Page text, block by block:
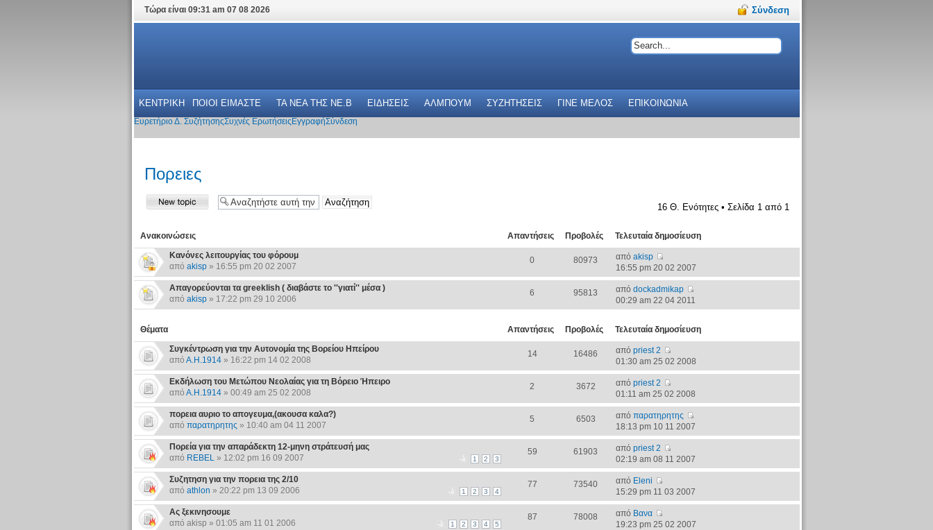
Τώρα είναι 09:31 am 07 08 2026 Σύνδεση
ΚΕΝΤΡΙΚΗ ΠΟΙΟΙ ΕΙΜΑΣΤΕ ΤΑ ΝΕΑ THΣ NE.B ΕΙΔΗΣΕΙΣ ΑΛΜΠΟΥΜ ΣΥΖΗΤΗΣΕΙΣ ΓΙΝΕ ΜΕΛΟΣ ΕΠΙΚΟΙΝΩΝΙΑ
Ευρετήριο Δ. ΣυζήτησηςΣυχνές Ερωτήσεις ΕγγραφήΣύνδεση
Πoρειες
16 Θ. Ενότητες • Σελίδα 1από 1
Ανακοινώσεις Απαντήσεις Προβολές
Τελευταία δημοσίευση
Κανόνες λειτουργίας του φόρουμ
από akisp» 16:55 pm 20 02 2007
0 80973 απόakisp
16:55 pm 20 02 2007
Απαγορεύονται τα greeklish ( διαβάστε το ''γιατί'' μέσα )
από akisp» 17:22 pm 29 10 2006
6 95813 απόdockadmikap
00:29 am 22 04 2011
Θέματα Απαντήσεις Προβολές
Τελευταία δημοσίευση
Συγκέντρωση για την Αυτονομία της Βορείου Ηπείρου
από Α.Η.1914» 16:22 pm 14 02 2008
14 16486 απόpriest 2
01:30 am 25 02 2008
Εκδήλωση του Μετώπου Νεολαίας για τη Βόρειο Ήπειρο
από Α.Η.1914» 00:49 am 25 02 2008
2 3672 απόpriest 2
01:11 am 25 02 2008
πορεια αυριο το απογευμα,(ακουσα καλα?)
από παρατηρητης » 10:40 am 04 11 2007
5 6503 απόπαρατηρητης
18:13 pm 10 11 2007
Πορεία για την απαράδεκτη 12-μηνη στράτευσή μας
1 2 3
από REBEL» 12:02 pm 16 09 2007
59 61903 απόpriest 2
02:19 am 08 11 2007
Συζητηση για την πορεια της 2/10
1 2 3 4
από athlon » 20:22 pm 13 09 2006
77 73540 από Eleni
15:29 pm 11 03 2007
Ας ξεκινησουμε
1 2 3 4 5
από akisp » 01:05 am 11 01 2006
87 78008 από Βανα
19:23 pm 25 02 2007